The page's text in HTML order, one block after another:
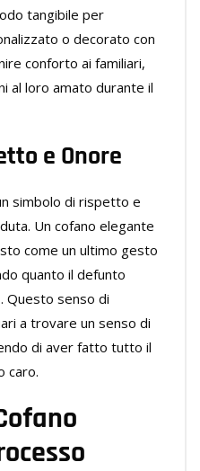
tangibile per
o decorato con
conforto ai familiari,
al loro amato durante il
e Onore
simbolo di rispetto e
Un cofano elegante
come un ultimo gesto
quanto il defunto
Questo senso di
a trovare un senso di
di aver fatto tutto il
caro.